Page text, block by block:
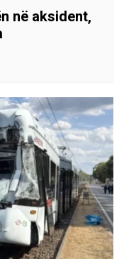
në aksident,